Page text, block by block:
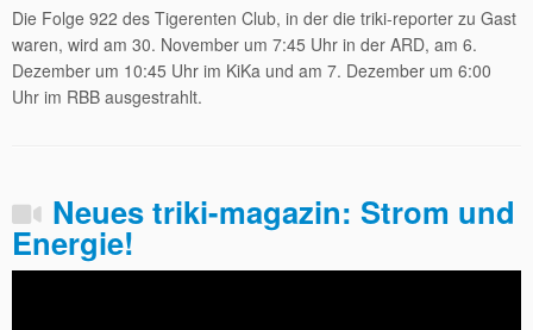
Die Folge 922 des Tigerenten Club, in der die triki-reporter zu Gast
waren, wird am 30. November um 7:45 Uhr in der ARD, am 6.
Dezember um 10:45 Uhr im KiKa und am 7. Dezember um 6:00
Uhr im RBB ausgestrahlt.
Neues triki-magazin: Strom und
Energie!